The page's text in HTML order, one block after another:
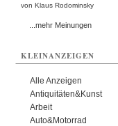
von Klaus Rodominsky
...mehr Meinungen
KLEINANZEIGEN
Alle Anzeigen
Antiquitäten&Kunst
Arbeit
Auto&Motorrad